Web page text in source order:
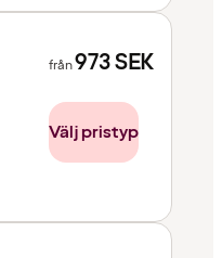
från973SEK
Välj pristyp